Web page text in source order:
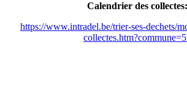
Calendrier des collectes:
https://www.intradel.be/trier-ses-dechets/